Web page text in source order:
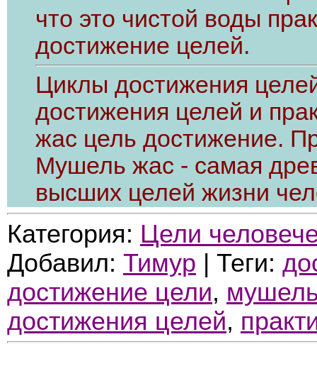
что это чистой воды
достижение целей.
Циклы достижения
достижения целей и
жас цель достижение.
Мушель жас - самая
высших целей жизни
Категория: Цели
Добавил: Тимур | Теги:
достижение цели,
достижения целей,